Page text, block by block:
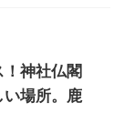
神社仏閣
い場所。鹿